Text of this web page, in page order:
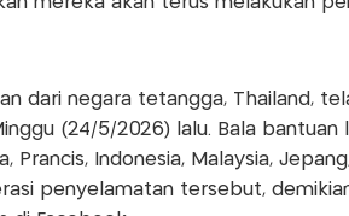
dari negara tetangga, Thailand,
(24/5/2026) lalu. Bala bantuan
Prancis, Indonesia, Malaysia,
penyelamatan tersebut,